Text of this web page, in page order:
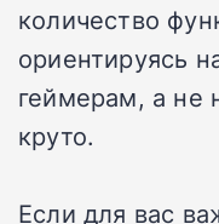
количество
ориентируясь
геймерам, а не
круто.
Если для вас